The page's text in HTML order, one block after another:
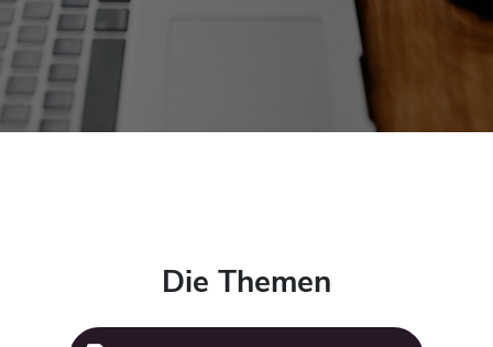
Die Themen